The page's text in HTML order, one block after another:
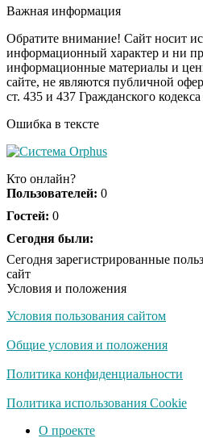
несколько секунд, а
долго
i
Королева вагона
отожгла! Видео не
оставит равнодушным
Важная информация
Обратите внимание! Сайт носит
информационный характер и ни
информационные материалы и
сайте, не являются публичной
ст. 435 и 437 Гражданского
Ошибка в тексте
Кто онлайн?
Пользователей: 0
Гостей: 0
Сегодня были:
Сегодня зарегистрированные
сайт
Условия и положения
Условия пользования сайтом
Общие условия и положения
Политика конфиденциальности
Политика использования Cookie
О проекте